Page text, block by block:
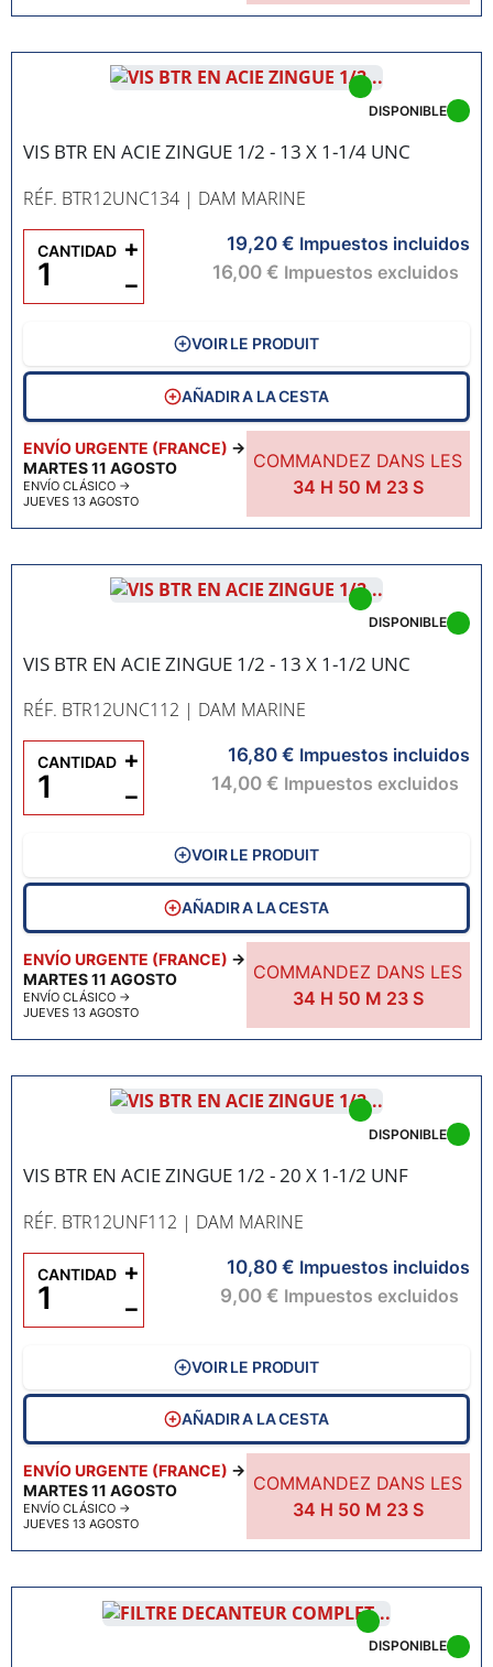
VIS BTR EN ACIE ZINGUE 1/2 - 13 X 1-1/4 UNC
RÉF. BTR12UNC134 | DAM MARINE
ENVÍO URGENTE (FRANCE) →
MARTES 11 AGOSTO
ENVÍO CLÁSICO →
JUEVES 13 AGOSTO
COMMANDEZ DANS LES
34 H 50 M 22S
DISPONIBLE
19,20 € Impuestos incluidos
16,00 € Impuestos excluidos
CANTIDAD
−
+
VOIR LE PRODUIT
AÑADIR A LA CESTA
VIS BTR EN ACIE ZINGUE 1/2 - 13 X 1-1/2 UNC
RÉF. BTR12UNC112 | DAM MARINE
ENVÍO URGENTE (FRANCE) →
MARTES 11 AGOSTO
ENVÍO CLÁSICO →
JUEVES 13 AGOSTO
COMMANDEZ DANS LES
34 H 50 M 22S
DISPONIBLE
16,80 € Impuestos incluidos
14,00 € Impuestos excluidos
CANTIDAD
−
+
VOIR LE PRODUIT
AÑADIR A LA CESTA
VIS BTR EN ACIE ZINGUE 1/2 - 20 X 1-1/2 UNF
RÉF. BTR12UNF112 | DAM MARINE
ENVÍO URGENTE (FRANCE) →
MARTES 11 AGOSTO
ENVÍO CLÁSICO →
JUEVES 13 AGOSTO
COMMANDEZ DANS LES
34 H 50 M 22S
DISPONIBLE
10,80 € Impuestos incluidos
9,00 € Impuestos excluidos
CANTIDAD
−
+
VOIR LE PRODUIT
AÑADIR A LA CESTA
DISPONIBLE